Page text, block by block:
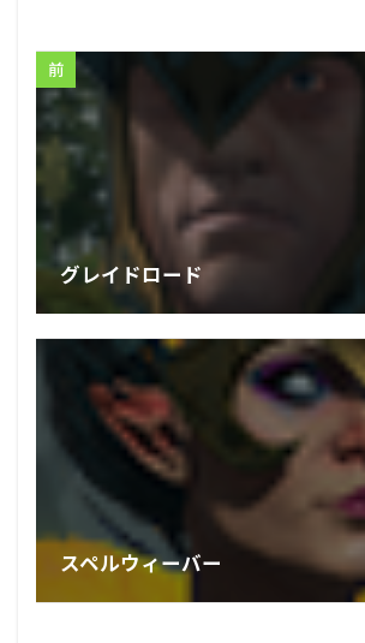
前
グレイドロード
スペルウィーバー